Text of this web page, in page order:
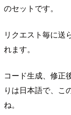
のセットです。
リクエスト毎に送
れます。
コード生成、修正
りは日本語で、
ね。